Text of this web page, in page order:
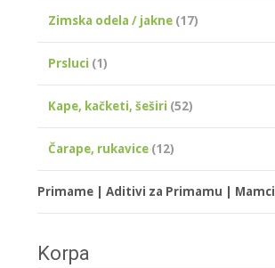
Zimska odela / jakne (17)
Prsluci (1)
Kape, kačketi, šeširi (52)
Čarape, rukavice (12)
Primame | Aditivi za Primamu | Mamci
Korpa